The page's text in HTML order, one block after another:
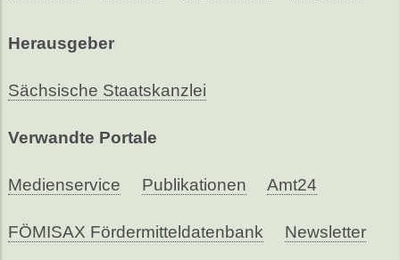
Herausgeber
Sächsische Staatskanzlei
Verwandte Portale
Medienservice Publikationen Amt24
FÖMISAX Fördermitteldatenbank Newsletter